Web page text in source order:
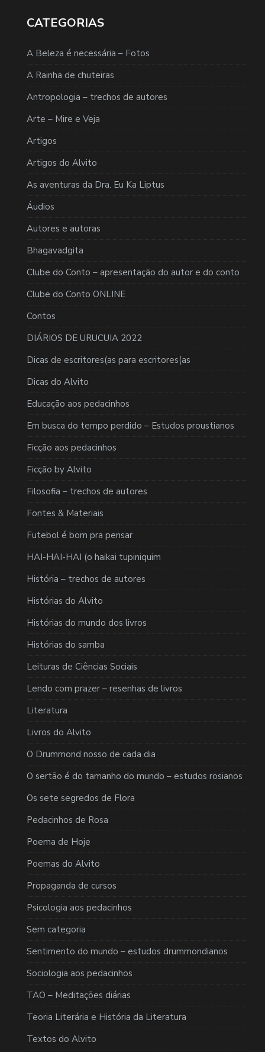
CATEGORIAS
A Beleza é necessária – Fotos
A Rainha de chuteiras
Antropologia – trechos de autores
Arte – Mire e Veja
Artigos
Artigos do Alvito
As aventuras da Dra. Eu Ka Liptus
Áudios
Autores e autoras
Bhagavadgita
Clube do Conto – apresentação do autor e do conto
Clube do Conto ONLINE
Contos
DIÁRIOS DE URUCUIA 2022
Dicas de escritores(as para escritores(as
Dicas do Alvito
Educação aos pedacinhos
Em busca do tempo perdido – Estudos proustianos
Ficção aos pedacinhos
Ficção by Alvito
Filosofia – trechos de autores
Fontes & Materiais
Futebol é bom pra pensar
HAI-HAI-HAI (o haikai tupiniquim
História – trechos de autores
Histórias do Alvito
Histórias do mundo dos livros
Histórias do samba
Leituras de Ciências Sociais
Lendo com prazer – resenhas de livros
Literatura
Livros do Alvito
O Drummond nosso de cada dia
O sertão é do tamanho do mundo – estudos rosianos
Os sete segredos de Flora
Pedacinhos de Rosa
Poema de Hoje
Poemas do Alvito
Propaganda de cursos
Psicologia aos pedacinhos
Sem categoria
Sentimento do mundo – estudos drummondianos
Sociologia aos pedacinhos
TAO – Meditações diárias
Teoria Literária e História da Literatura
Textos do Alvito